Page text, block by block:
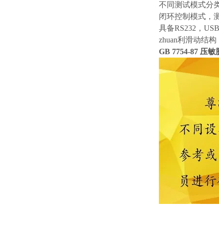
不同测试模式分
闭环控制模式，
具备RS232，
zhuan利滑动结
GB 7754-87 压